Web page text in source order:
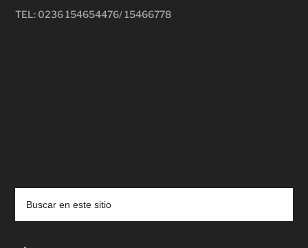
TEL: 0236 154654476/ 15466778